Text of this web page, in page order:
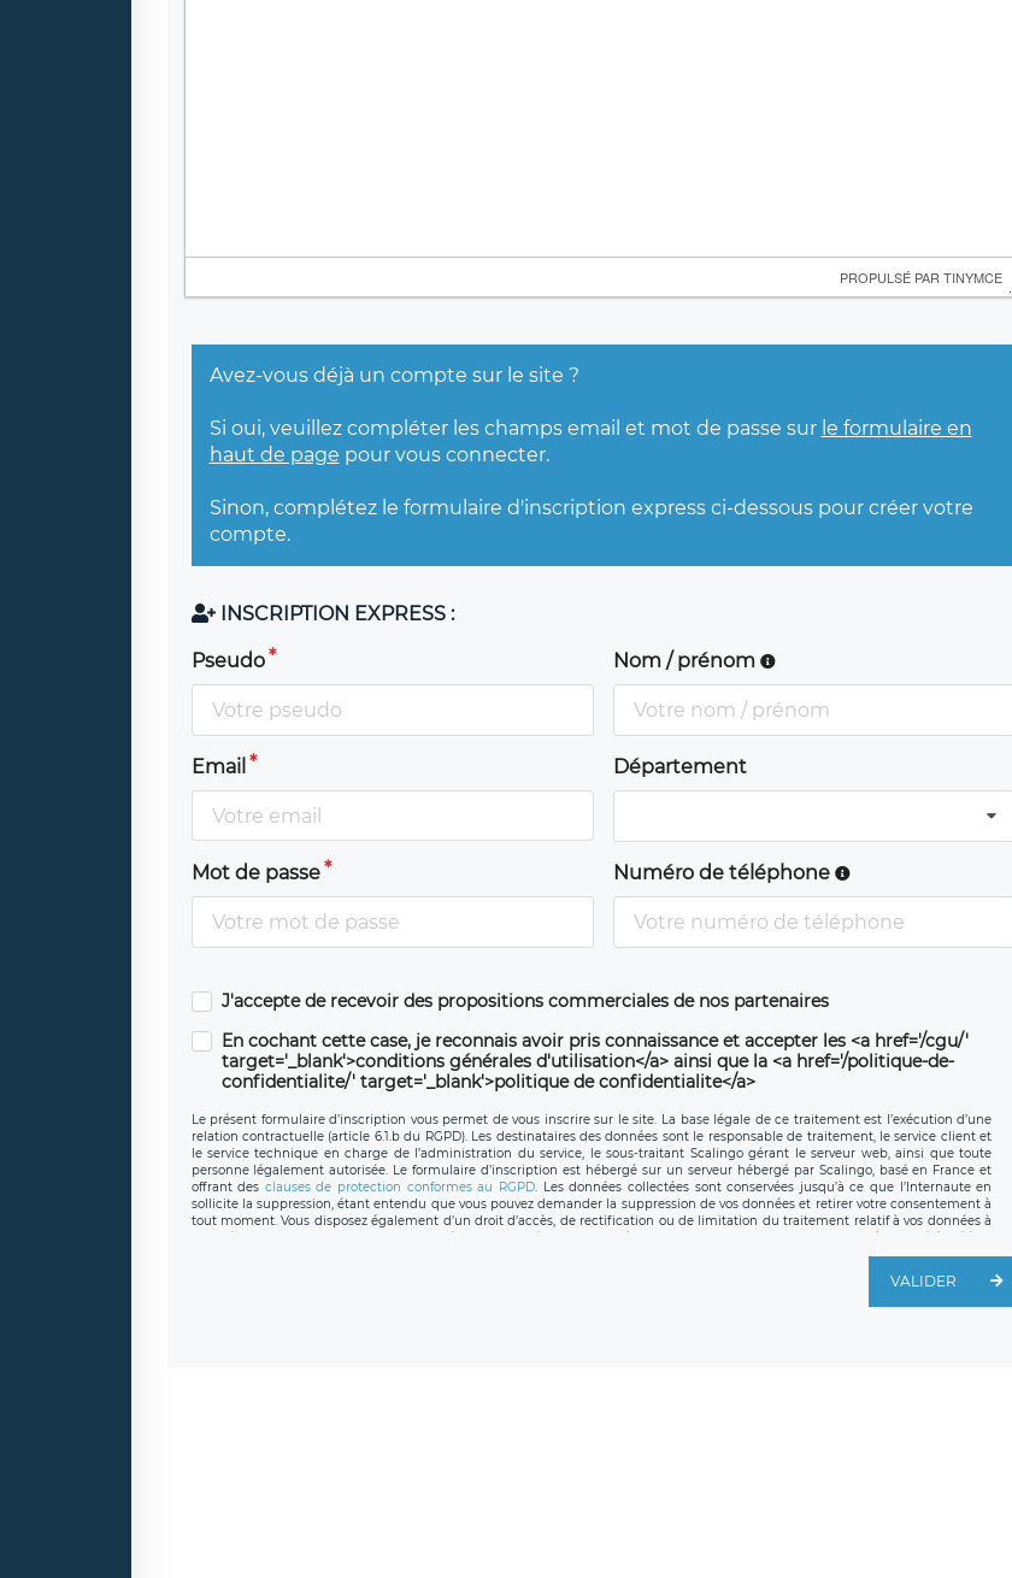
PROPULSÉ PAR TINYMCE
Avez-vous déjà un compte sur le site ?
Si oui, veuillez compléter les champs email et mot de passe sur le formulaire en
haut de page pour vous connecter.
Sinon, complétez le formulaire d'inscription express ci-dessous pour créer votre
compte.
INSCRIPTION EXPRESS :
Pseudo Nom / prénom
Email Département
Mot de passe Numéro de téléphone
J'accepte de recevoir des propositions commerciales de nos partenaires
En cochant cette case, je reconnais avoir pris connaissance et accepter les <a href='/cgu/'
target='_blank'>conditions générales d'utilisation</a> ainsi que la <a href='/politique-de-
confidentialite/' target='_blank'>politique de confidentialite</a>
Le présent formulaire d’inscription vous permet de vous inscrire sur le site. La base légale de ce traitement est l’exécution d’une
relation contractuelle (article 6.1.b du RGPD). Les destinataires des données sont le responsable de traitement, le service client et
le service technique en charge de l’administration du service, le sous-traitant Scalingo gérant le serveur web, ainsi que toute
personne légalement autorisée. Le formulaire d’inscription est hébergé sur un serveur hébergé par Scalingo, basé en France et
offrant des clauses de protection conformes au RGPD. Les données collectées sont conservées jusqu’à ce que l’Internaute en
sollicite la suppression, étant entendu que vous pouvez demander la suppression de vos données et retirer votre consentement à
tout moment. Vous disposez également d’un droit d’accès, de rectification ou de limitation du traitement relatif à vos données à
caractère personnel, ainsi que d’un droit à la portabilité de vos données. Vous pouvez exercer ces droits auprès du délégué à la
protection des données de LÉGAVOX qui exerce au siège social de LÉGAVOX et est joignable à l’adresse mail suivante :
joignable à l’adresse mail : responsabledetraitement@legavox.fr. Vous avez également le droit d’introduire une réclamation
VALIDER